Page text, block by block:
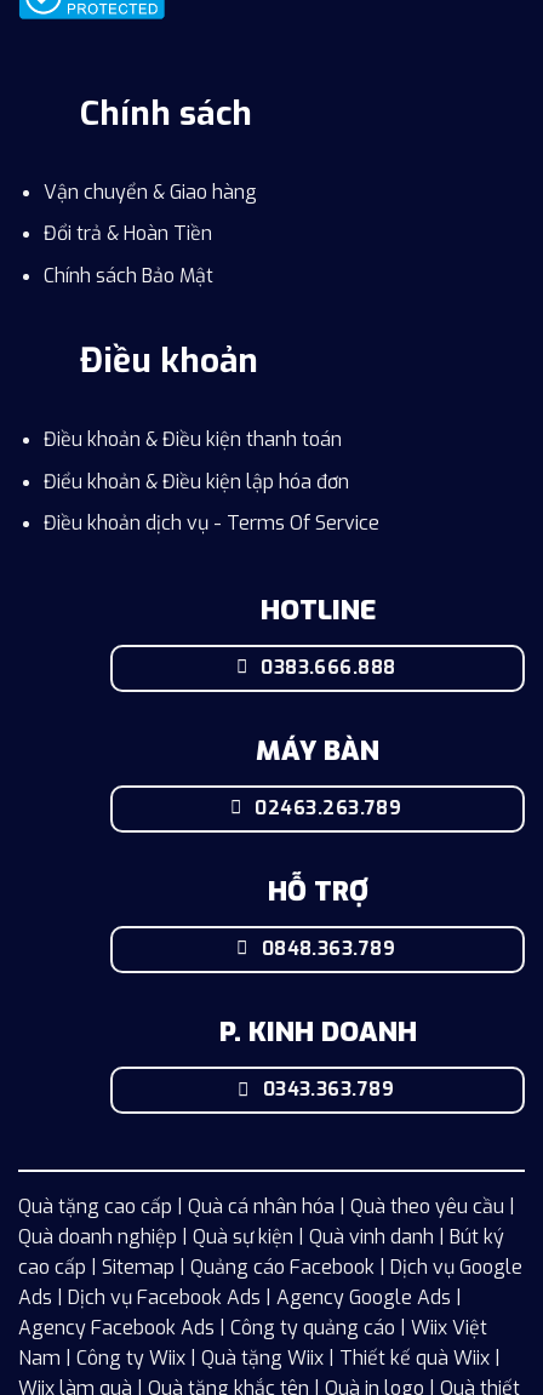
Chính sách
Vận chuyển & Giao hàng
Đổi trả & Hoàn Tiền
Chính sách Bảo Mật
Điều khoản
Điều khoản & Điều kiện thanh toán
Điểu khoản & Điều kiện lập hóa đơn
Điều khoản dịch vụ - Terms Of Service
HOTLINE
0383.666.888
MÁY BÀN
02463.263.789
HỖ TRỢ
0848.363.789
P. KINH DOANH
0343.363.789
Quà tặng cao cấp | Quà cá nhân hóa | Quà theo yêu cầu |
Quà doanh nghiệp | Quà sự kiện | Quà vinh danh | Bút ký
cao cấp | Sitemap | Quảng cáo Facebook | Dịch vụ Google
Ads
Dịch vụ Facebook Ads | Agency Google Ads |
Agency Facebook Ads | Công ty quảng cáo | WiixViệt
Nam | Công ty Wiix | Quà tặng Wiix | Thiết kế quà Wiix |
Wiix làm quà | Quà tặng khắc tên | Quà in logo | Quà thiết